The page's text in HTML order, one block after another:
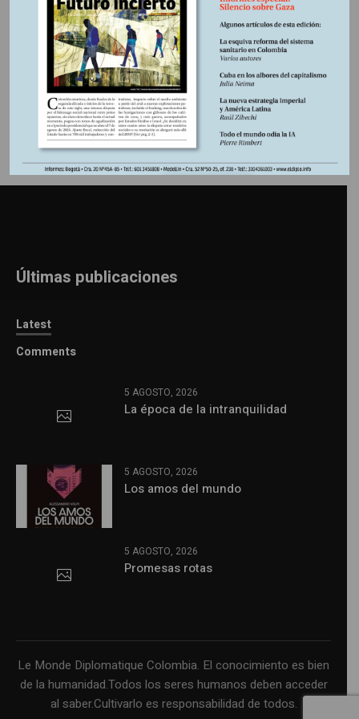
Información adicional
Últimas publicaciones
Latest
Comments
5 AGOSTO, 2026
La época de la intranquilidad
5 AGOSTO, 2026
Los amos del mundo
5 AGOSTO, 2026
Promesas rotas
Le Monde Diplomatique Colombia. El conocimiento es bien
de la humanidad.Todos los seres humanos deben acceder
al saber.Cultivarlo es responsabilidad de todos.